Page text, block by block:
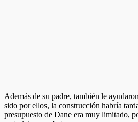
Además de su padre, también le
sido por ellos, la construcción habría
presupuesto de Dane era muy limitado,